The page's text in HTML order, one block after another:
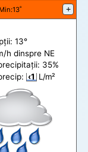
Min:13˚ +
13°
h dinspre NE
itații: 35%
‹1 L/m²